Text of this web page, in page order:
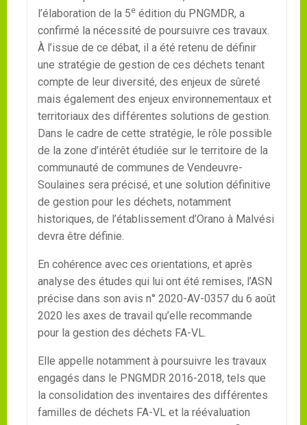
l’élaboration de la 5e édition du PNGMDR, a
confirmé la nécessité de poursuivre ces travaux.
À l’issue de ce débat, il a été retenu de définir
une stratégie de gestion de ces déchets tenant
compte de leur diversité, des enjeux de sûreté
mais également des enjeux environnementaux et
territoriaux des différentes solutions de gestion.
Dans le cadre de cette stratégie, le rôle possible
de la zone d’intérêt étudiée sur le territoire de la
communauté de communes de Vendeuvre-
Soulaines sera précisé, et une solution définitive
de gestion pour les déchets, notamment
historiques, de l’établissement d’Orano à Malvési
devra être définie.
En cohérence avec ces orientations, et après
analyse des études qui lui ont été remises, l’ASN
précise dans son avis n° 2020-AV-0357 du 6 août
2020 les axes de travail qu’elle recommande
pour la gestion des déchets FA-VL.
Elle appelle notamment à poursuivre les travaux
engagés dans le PNGMDR 2016-2018, tels que
la consolidation des inventaires des différentes
familles de déchets FA-VL et la réévaluation